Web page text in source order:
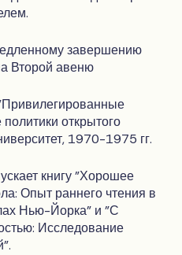
завершению
Второй авеню
открытого
1970-1975 гг.
книгу "Хорошее
Опыт раннего чтения в
Нью-Йорка" и "С
Исследование